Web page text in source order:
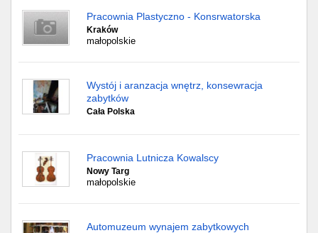
Pracownia Plastyczno - Konsrwatorska
Kraków
małopolskie
Wystój i aranzacja wnętrz, konsewracja
zabytków
Cała Polska
Pracownia Lutnicza Kowalscy
Nowy Targ
małopolskie
Automuzeum wynajem zabytkowych